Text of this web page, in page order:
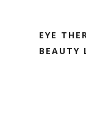
EYE
BEAUTY